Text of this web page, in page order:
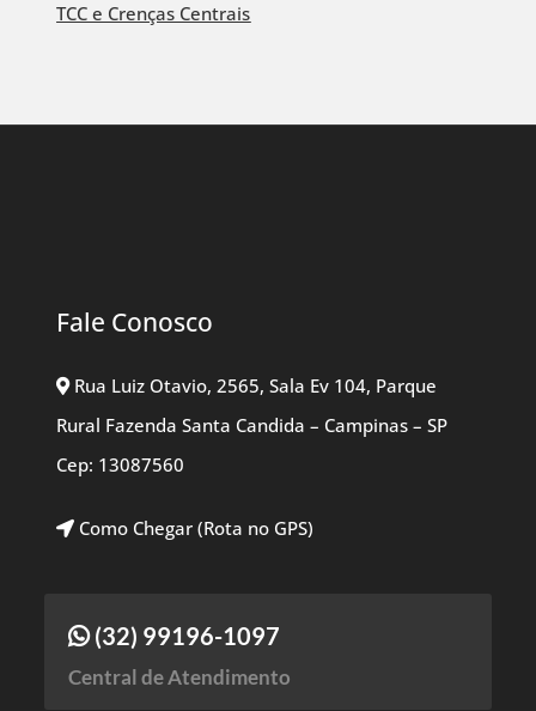
TCC e Crenças Centrais
Fale Conosco
Rua Luiz Otavio, 2565, Sala Ev 104, Parque
Rural Fazenda Santa Candida – Campinas – SP
Cep: 13087560
Como Chegar (Rota no GPS)
(32) 99196-1097
Central de Atendimento